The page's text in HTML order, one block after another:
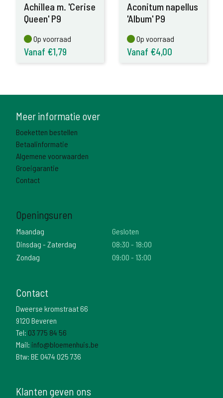
Achillea m. 'Cerise
Queen' P9
Op voorraad
Op voorraad
Vanaf €1,79
Aconitum napellus
'Album' P9
Op voorraad
Op voorraad
Vanaf €4,00
Meer informatie over
Boeketten bestellen
Betaalinformatie
Algemene voorwaarden
Groeigarantie
Contact
Openingsuren
Maandag
Gesloten
Dinsdag - Zaterdag
08:30 - 18:00
Zondag
09:00 - 13:00
Contact
Dweerse kromstraat 66
9120 Beveren
Tel: 03 775 84 56
Mail: info@bloemenhuis.be
Btw: BE 0474 025 736
Klanten geven ons